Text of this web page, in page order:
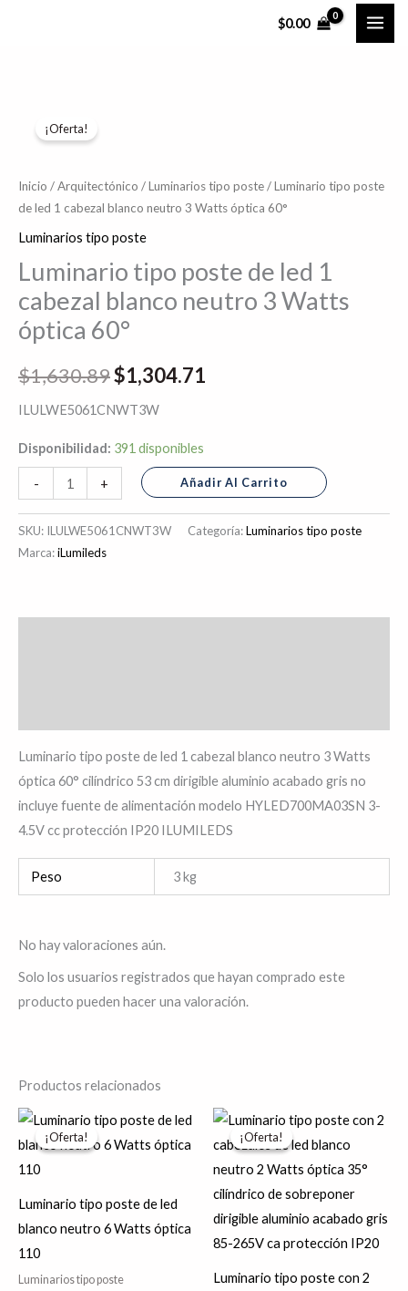
$0.00
¡Oferta!
Inicio /Arquitectónico /Luminarios tipo poste/ Luminario tipo poste
de led 1 cabezal blanco neutro 3 Watts óptica 60°
Luminarios tipo poste
Luminario tipo poste de led 1
cabezal blanco neutro 3 Watts
óptica 60°
$1,630.89
original
$1,630.89.
$1,304.71
actual
$1,304.71.
ILULWE5061CNWT3W
Disponibilidad: 391 disponibles
-
tipo
de
led
1
blanco
neutro
3
óptica
60°
+ Añadir Al Carrito
SKU: ILULWE5061CNWT3W Categoría:Luminarios tipo poste
Marca:iLumileds
Luminario tipo poste de led 1 cabezal blanco neutro 3 Watts
óptica 60° cilíndrico 53 cm dirigible aluminio acabado gris no
incluye fuente de alimentación modelo HYLED700MA03SN 3-
4.5V cc protección IP20 ILUMILEDS
Peso 3 kg
No hay valoraciones aún.
Solo los usuarios registrados que hayan comprado este
producto pueden hacer una valoración.
Productos relacionados
¡Oferta!
¡Oferta!
Luminario tipo poste de led
blanco neutro 6 Watts óptica
110
Luminarios tipo poste
El
precio
original
precio
actual
¡Oferta!
¡Oferta!
Luminario tipo poste con 2
precio
original
$544.61.
precio
actual
$435.69.